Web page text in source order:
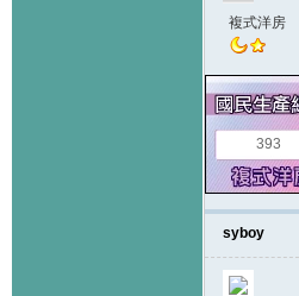
複式洋房
393
syboy